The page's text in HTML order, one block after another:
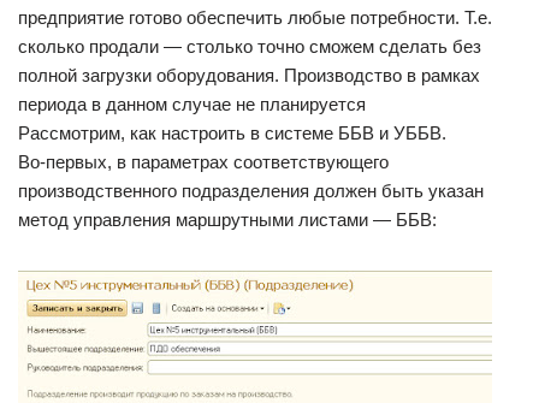
предприятие готово обеспечить любые потребности. Т.е.
сколько продали — столько точно сможем сделать без
полной загрузки оборудования. Производство в рамках
периода в данном случае не планируется
Рассмотрим, как настроить в системе ББВ и УББВ.
Во-первых, в параметрах соответствующего
производственного подразделения должен быть указан
метод управления маршрутными листами — ББВ: